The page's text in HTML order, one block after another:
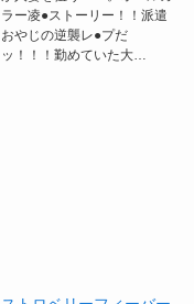
ラー凌●ストーリー！！派遣
おやじの逆襲レ●プだ
ッ！！！勤めていた大…